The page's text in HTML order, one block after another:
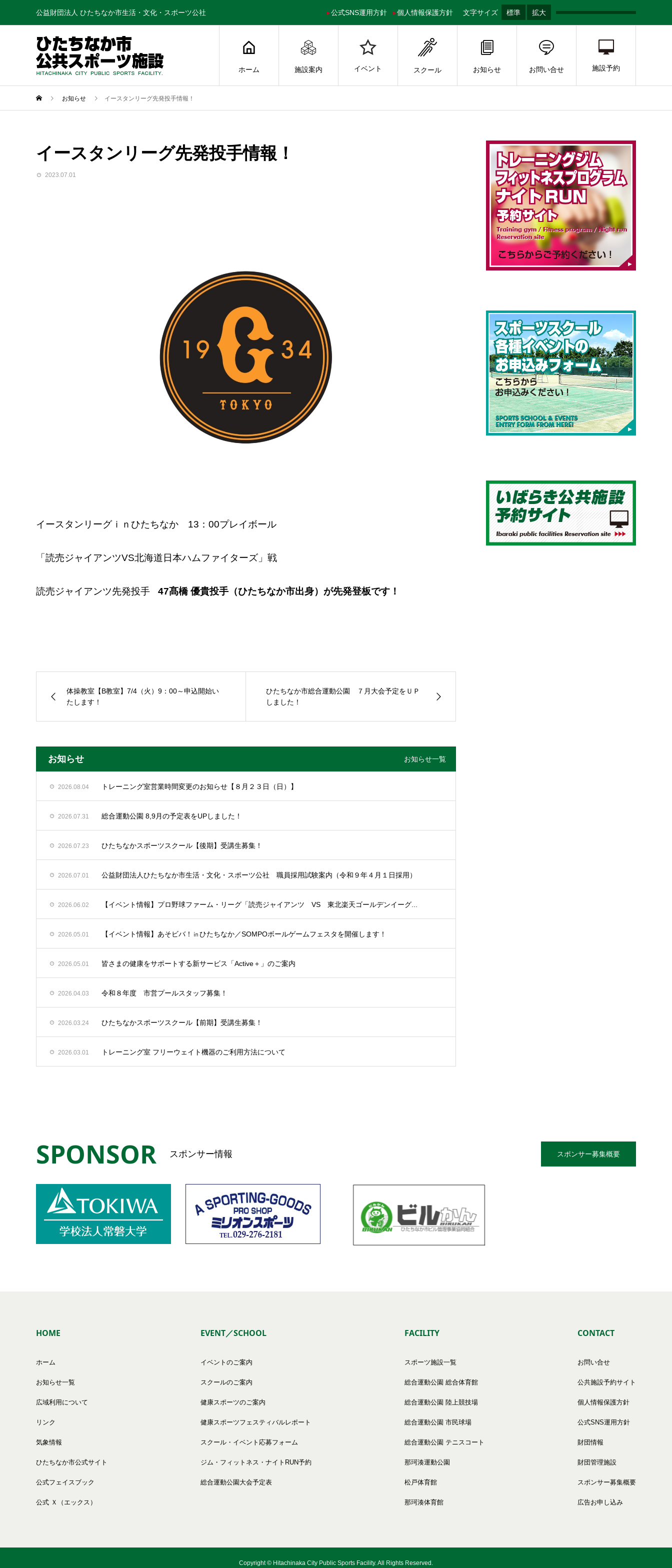
公益財団法人 ひたちなか市生活・文化・スポーツ公社 文字サイズ 標準 拡大
公式SNS運用方針 個人情報保護方針
ホーム 施設案内 イベント スクール お知らせ お問い合せ 施設予約
お知らせ イースタンリーグ先発投手情報！
イースタンリーグ先発投手情報！
2023.07.01
イースタンリーグｉｎひたちなか 13：00プレイボール
「読売ジャイアンツVS北海道日本ハムファイターズ」戦
読売ジャイアンツ先発投手 47髙橋優貴投手（ひたちなか市出身）が先発登板です！
体操教室【B教室】7/4（火）9：00～申込開始い
たします！
ひたちなか市総合運動公園 ７月大会予定をＵＰ
しました！
お知らせ お知らせ一覧
2026.08.04 トレーニング室営業時間変更のお知らせ【８月２３日（日）】
2026.07.31 総合運動公園 8,9月の予定表をUPしました！
2026.07.23 ひたちなかスポーツスクール【後期】受講生募集！
2026.07.01 公益財団法人ひたちなか市生活・文化・スポーツ公社 職員採用試験案内（令和９年４月１日採用）
2026.06.02 【イベント情報】プロ野球ファーム・リーグ「読売ジャイアンツ VS 東北楽天ゴールデンイーグ...
2026.05.01 【イベント情報】あそビバ！㏌ひたちなか／SOMPOボールゲームフェスタを開催します！
2026.05.01 皆さまの健康をサポートする新サービス「Active＋」のご案内
2026.04.03 令和８年度 市営プールスタッフ募集！
2026.03.24 ひたちなかスポーツスクール【前期】受講生募集！
2026.03.01 トレーニング室 フリーウェイト機器のご利用方法について
SPONSOR スポンサー情報 スポンサー募集概要
HOME
ホーム
お知らせ一覧
広域利用について
リンク
気象情報
ひたちなか市公式サイト
公式フェイスブック
公式 Ｘ（エックス）
EVENT／SCHOOL
イベントのご案内
スクールのご案内
健康スポーツのご案内
健康スポーツフェスティバルレポート
スクール・イベント応募フォーム
ジム・フィットネス・ナイトRUN予約
総合運動公園大会予定表
FACILITY
スポーツ施設一覧
総合運動公園 総合体育館
総合運動公園 陸上競技場
総合運動公園 市民球場
総合運動公園 テニスコート
那珂湊運動公園
松戸体育館
那珂湊体育館
CONTACT
お問い合せ
公共施設予約サイト
個人情報保護方針
公式SNS運用方針
財団情報
財団管理施設
スポンサー募集概要
広告お申し込み
Copyright © Hitachinaka City Public Sports Facility.All Rights Reserved.